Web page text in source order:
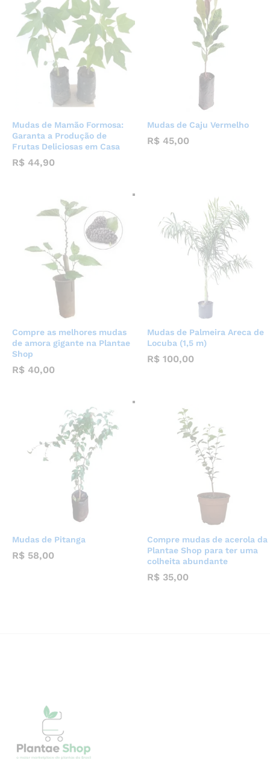
Mudas de Mamão Formosa:
Garanta a Produção de
Frutas Deliciosas em Casa
R$ 44,90
Mudas de Caju Vermelho
R$ 45,00
Compre as melhores mudas
de amora gigante na Plantae
Shop
R$ 40,00
Mudas de Palmeira Areca de
Locuba (1,5 m)
R$ 100,00
Mudas de Pitanga
R$ 58,00
Compre mudas de acerola da
Plantae Shop para ter uma
colheita abundante
R$ 35,00